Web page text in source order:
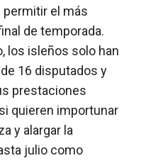
permitir el más
de temporada.
los isleños solo han
16 disputados y
prestaciones
quieren importunar
y alargar la
julio como